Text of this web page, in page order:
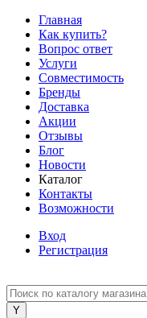
Главная
Как купить?
Вопрос ответ
Услуги
Совместимость
Бренды
Доставка
Акции
Отзывы
Блог
Новости
Каталог
Контакты
Возможности
Вход
Регистрация